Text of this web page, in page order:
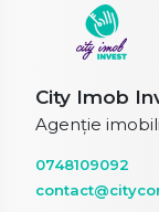
City Imob
Agenție
0748109092